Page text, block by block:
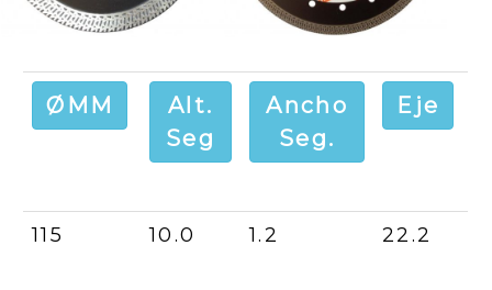
ØMM
Alt.
Seg
Ancho
Seg.
Eje
115 10.0 1.2 22.2